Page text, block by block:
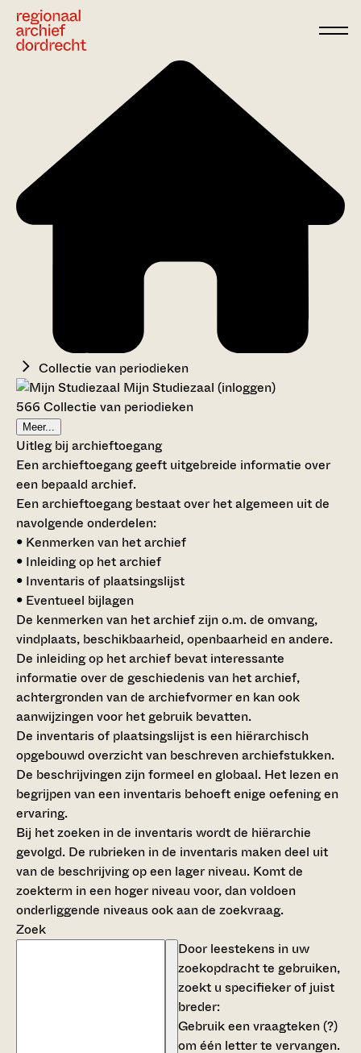
Collectie van periodieken
Mijn Studiezaal (inloggen)
566 Collectie van periodieken
Meer...
Uitleg bij archieftoegang
Een archieftoegang geeft uitgebreide informatie over
een bepaald archief.
Een archieftoegang bestaat over het algemeen uit de
navolgende onderdelen:
• Kenmerken van het archief
• Inleiding op het archief
• Inventaris of plaatsingslijst
• Eventueel bijlagen
De kenmerken van het archief zijn o.m. de omvang,
vindplaats, beschikbaarheid, openbaarheid en andere.
De inleiding op het archief bevat interessante
informatie over de geschiedenis van het archief,
achtergronden van de archiefvormer en kan ook
aanwijzingen voor het gebruik bevatten.
De inventaris of plaatsingslijst is een hiërarchisch
opgebouwd overzicht van beschreven archiefstukken.
De beschrijvingen zijn formeel en globaal. Het lezen en
begrijpen van een inventaris behoeft enige oefening en
ervaring.
Bij het zoeken in de inventaris wordt de hiërarchie
gevolgd. De rubrieken in de inventaris maken deel uit
van de beschrijving op een lager niveau. Komt de
zoekterm in een hoger niveau voor, dan voldoen
onderliggende niveaus ook aan de zoekvraag.
Zoek
Door leestekens in uw
zoekopdracht te gebruiken,
zoekt u specifieker of juist
breder:
Gebruik eenvraagteken (?)
om één letter te vervangen.